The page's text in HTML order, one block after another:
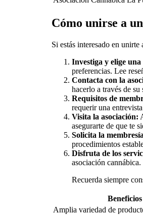
Cómo unirse a
Si estás interesado en
Investiga y elige
preferencias. Lee
Contacta con la
hacerlo a través de
Requisitos de
requerir una
Visita la asociación:
asegurarte de que te
Solicita la
procedimientos
Disfruta de los
asociación
Recuerda siempre
Beneficios
Amplia variedad de